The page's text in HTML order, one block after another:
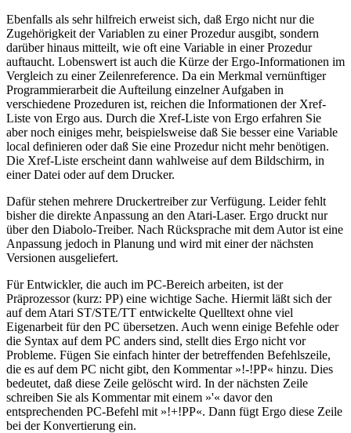
Ebenfalls als sehr hilfreich erweist sich, daß Ergo nicht nur die
Zugehörigkeit der Variablen zu einer Prozedur ausgibt, sondern
darüber hinaus mitteilt, wie oft eine Variable in einer Prozedur
auftaucht. Lobenswert ist auch die Kürze der Ergo-Informationen im
Vergleich zu einer Zeilenreference. Da ein Merkmal vernünftiger
Programmierarbeit die Aufteilung einzelner Aufgaben in
verschiedene Prozeduren ist, reichen die Informationen der Xref-
Liste von Ergo aus. Durch die Xref-Liste von Ergo erfahren Sie
aber noch einiges mehr, beispielsweise daß Sie besser eine Variable
local definieren oder daß Sie eine Prozedur nicht mehr benötigen.
Die Xref-Liste erscheint dann wahlweise auf dem Bildschirm, in
einer Datei oder auf dem Drucker.
Dafür stehen mehrere Druckertreiber zur Verfügung. Leider fehlt
bisher die direkte Anpassung an den Atari-Laser. Ergo druckt nur
über den Diabolo-Treiber. Nach Rücksprache mit dem Autor ist eine
Anpassung jedoch in Planung und wird mit einer der nächsten
Versionen ausgeliefert.
Für Entwickler, die auch im PC-Bereich arbeiten, ist der
Präprozessor (kurz: PP) eine wichtige Sache. Hiermit läßt sich der
auf dem Atari ST/STE/TT entwickelte Quelltext ohne viel
Eigenarbeit für den PC übersetzen. Auch wenn einige Befehle oder
die Syntax auf dem PC anders sind, stellt dies Ergo nicht vor
Probleme. Fügen Sie einfach hinter der betreffenden Befehlszeile,
die es auf dem PC nicht gibt, den Kommentar »!-!PP« hinzu. Dies
bedeutet, daß diese Zeile gelöscht wird. In der nächsten Zeile
schreiben Sie als Kommentar mit einem »'« davor den
entsprechenden PC-Befehl mit »!+!PP«. Dann fügt Ergo diese Zeile
bei der Konvertierung ein.